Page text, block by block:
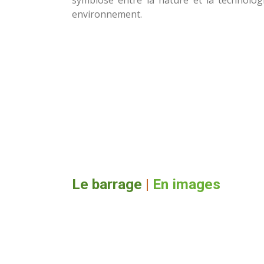
environnement.
Le barrage | En images